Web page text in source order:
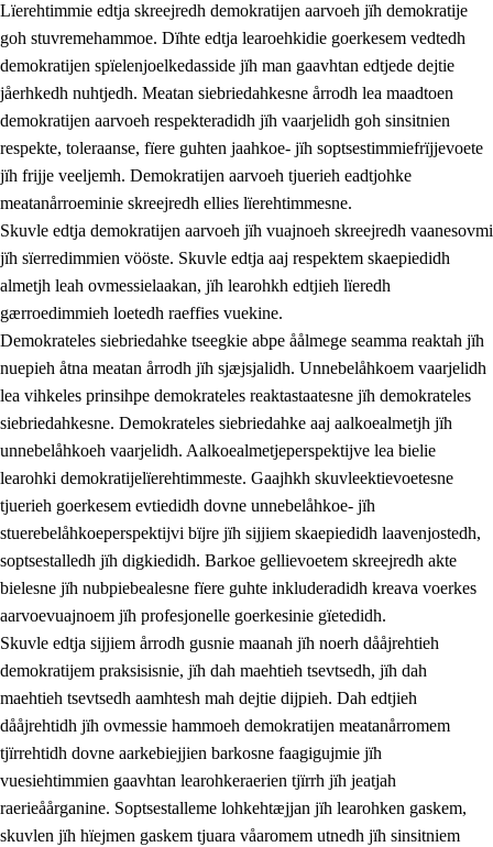
1. Lïerehtimmien aarvoevåarome
1.1 Almetjeaarvoe
1.2 Identiteete jïh kulturellen gellievoete
1.3 Laejhtehks ussjedimmie jïh etihkeles vuajnoe
1.4
Skaepiedimmievoeteaavoe, eadtjohkevoete jïh
goerehtimmievæljoe
1.5 Eatnemem krööhkestidh jïh byjresegoerkesevoete
1.6 Demokratije jïh meatanårrome
Lïerehtimmie edtja skreejredh demokratijen aarvoeh jïh demokratije
goh stuvremehammoe. Dïhte edtja learoehkidie goerkesem vedtedh
demokratijen spïelenjoelkedasside jïh man gaavhtan edtjede dejtie
jåerhkedh nuhtjedh. Meatan siebriedahkesne årrodh lea maadtoen
demokratijen aarvoeh respekteradidh jïh vaarjelidh goh sinsitnien
respekte, toleraanse, fïere guhten jaahkoe- jïh soptsestimmiefrïjjevoete
jïh frijje veeljemh. Demokratijen aarvoeh tjuerieh eadtjohke
meatanårroeminie skreejredh ellies lïerehtimmesne.
Skuvle edtja demokratijen aarvoeh jïh vuajnoeh skreejredh vaanesovmi
jïh sïerredimmien vööste. Skuvle edtja aaj respektem skaepiedidh
almetjh leah ovmessielaakan, jïh learohkh edtjieh lïeredh
gærroedimmieh loetedh raeffies vuekine.
Demokrateles siebriedahke tseegkie abpe åålmege seamma reaktah jïh
nuepieh åtna meatan årrodh jïh sjæjsjalidh. Unnebelåhkoem vaarjelidh
lea vihkeles prinsihpe demokrateles reaktastaatesne jïh demokrateles
siebriedahkesne. Demokrateles siebriedahke aaj aalkoealmetjh jïh
unnebelåhkoeh vaarjelidh. Aalkoealmetjeperspektijve lea bielie
learohki demokratijelïerehtimmeste. Gaajhkh skuvleektievoetesne
tjuerieh goerkesem evtiedidh dovne unnebelåhkoe- jïh
stuerebelåhkoeperspektijvi bïjre jïh sijjiem skaepiedidh laavenjostedh,
soptsestalledh jïh digkiedidh. Barkoe gellievoetem skreejredh akte
bielesne jïh nubpiebealesne fïere guhte inkluderadidh kreava voerkes
aarvoevuajnoem jïh profesjonelle goerkesinie gïetedidh.
Skuvle edtja sijjiem årrodh gusnie maanah jïh noerh dååjrehtieh
demokratijem praksisisnie, jïh dah maehtieh tsevtsedh, jïh dah
maehtieh tsevtsedh aamhtesh mah dejtie dijpieh. Dah edtjieh
dååjrehtidh jïh ovmessie hammoeh demokratijen meatanårromem
tjïrrehtidh dovne aarkebiejjien barkosne faagigujmie jïh
vuesiehtimmien gaavhtan learohkeraerien tjïrrh jïh jeatjah
raerieåårganine. Soptsestalleme lohkehtæjjan jïh learohken gaskem,
skuvlen jïh hïejmen gaskem tjuara våaromem utnedh jïh sinsitniem